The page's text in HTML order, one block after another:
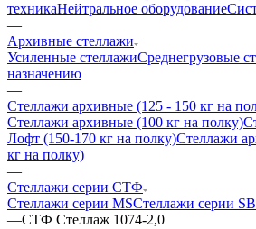
техникаНейтральное оборудование
—
Архивные стеллажи
Усиленные стеллажиСреднегрузовые
назначению
—
Стеллажи архивные (125 - 150 кг на
Стеллажи архивные (100 кг на полку)
Лофт (150-170 кг на полку)Стеллажи
кг на полку)
—
Стеллажи серии СТФ
Стеллажи серии MSСтеллажи серии
—СТФ Стеллаж 1074-2,0